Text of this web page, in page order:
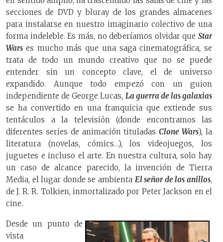
secciones de DVD y bluray de los grandes almacenes
para instalarse en nuestro imaginario colectivo de una
forma indeleble. Es más, no deberíamos olvidar que Star
Wars es mucho más que una saga cinematográfica, se
trata de todo un mundo creativo que no se puede
entender sin un concepto clave, el de universo
expandido. Aunque todo empezó con un guion
independiente de George Lucas, La guerra de las galaxias
se ha convertido en una franquicia que extiende sus
tentáculos a la televisión (donde encontramos las
diferentes series de animación tituladasClone Wars), la
literatura (novelas, cómics…), los videojuegos, los
juguetes e incluso el arte. En nuestra cultura, solo hay
un caso de alcance parecido, la invención de Tierra
Media, el lugar donde se ambienta El señor de los anillos,
de J. R. R. Tolkien, inmortalizado por Peter Jackson en el
cine.
Desde un punto de
vista